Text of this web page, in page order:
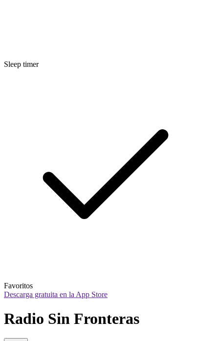
Sleep timer
Favoritos
Descarga gratuita en la App Store
Radio Sin Fronteras